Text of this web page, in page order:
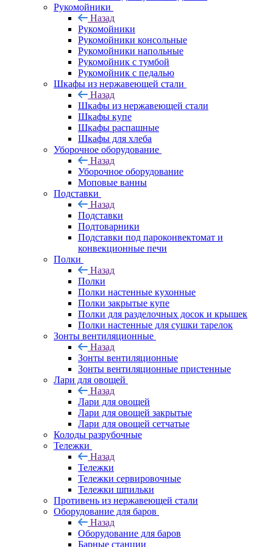
Рукомойники
Назад
Рукомойники
Рукомойники консольные
Рукомойники напольные
Рукомойник с тумбой
Рукомойник с педалью
Шкафы из нержавеющей стали
Назад
Шкафы из нержавеющей стали
Шкафы купе
Шкафы распашные
Шкафы для хлеба
Уборочное оборудование
Назад
Уборочное оборудование
Моповые ванны
Подставки
Назад
Подставки
Подтоварники
Подставки под пароконвектомат и
конвекционные печи
Полки
Назад
Полки
Полки настенные кухонные
Полки закрытые купе
Полки для разделочных досок и крышек
Полки настенные для сушки тарелок
Зонты вентиляционные
Назад
Зонты вентиляционные
Зонты вентиляционные пристенные
Лари для овощей
Назад
Лари для овощей
Лари для овощей закрытые
Лари для овощей сетчатые
Колоды разрубочные
Тележки
Назад
Тележки
Тележки сервировочные
Тележки шпильки
Противень из нержавеющей стали
Оборудование для баров
Назад
Оборудование для баров
Барные станции